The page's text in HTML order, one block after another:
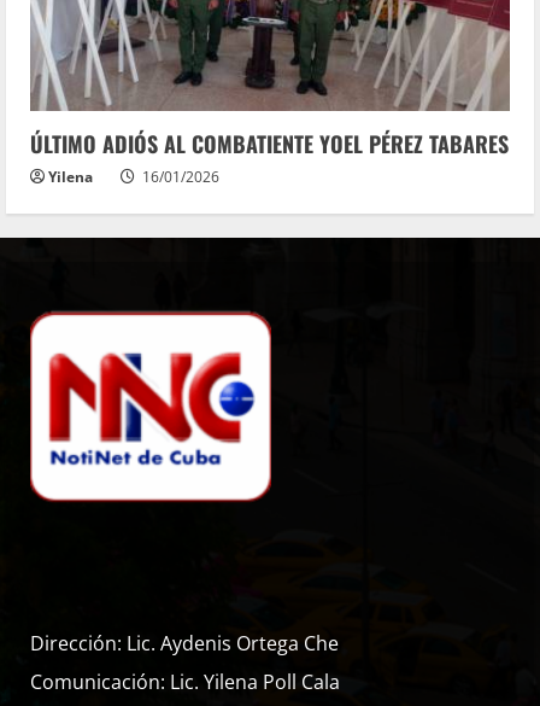
ÚLTIMO ADIÓS AL COMBATIENTE YOEL PÉREZ TABARES
Yilena 16/01/2026
Dirección: Lic. Aydenis Ortega Che
Comunicación: Lic. Yilena Poll Cala